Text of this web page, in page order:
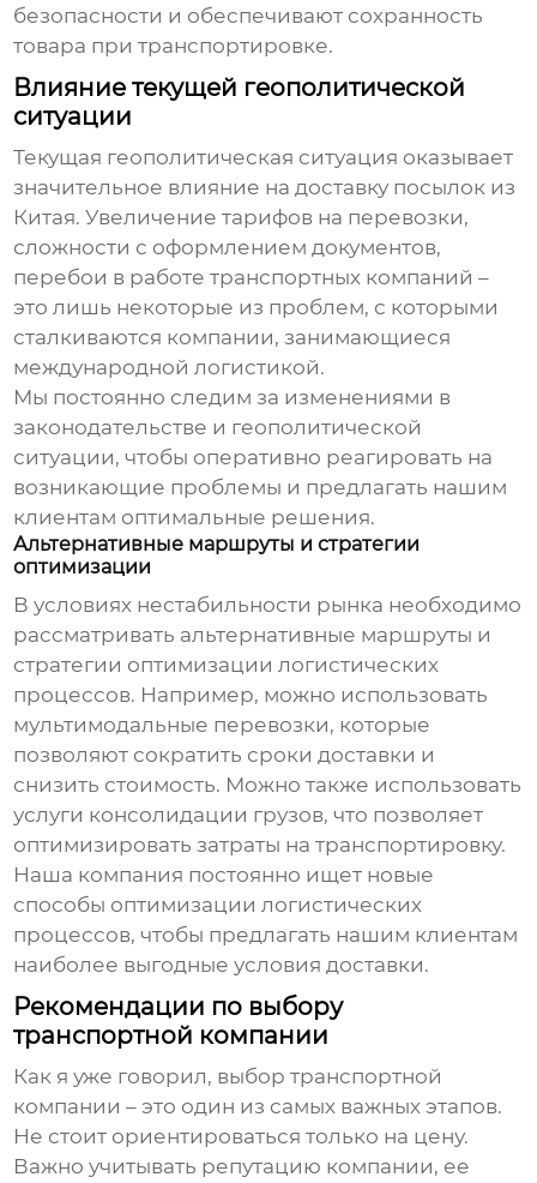
безопасности и обеспечивают сохранность
товара при транспортировке.
Влияние текущей геополитической
ситуации
Текущая геополитическая ситуация оказывает
значительное влияние надоставку посылок из
Китая. Увеличение тарифов на перевозки,
сложности с оформлением документов,
перебои в работе транспортных компаний –
это лишь некоторые из проблем, с которыми
сталкиваются компании, занимающиеся
международной логистикой.
Мы постоянно следим за изменениями в
законодательстве и геополитической
ситуации, чтобы оперативно реагировать на
возникающие проблемы и предлагать нашим
клиентам оптимальные решения.
Альтернативные маршруты и стратегии
оптимизации
В условиях нестабильности рынка необходимо
рассматривать альтернативные маршруты и
стратегии оптимизации логистических
процессов. Например, можно использовать
мультимодальные перевозки, которые
позволяют сократить сроки доставки и
снизить стоимость. Можно также использовать
услуги консолидации грузов, что позволяет
оптимизировать затраты на транспортировку.
Наша компания постоянно ищет новые
способы оптимизации логистических
процессов, чтобы предлагать нашим клиентам
наиболее выгодные условия доставки.
Рекомендации по выбору
транспортной компании
Как я уже говорил, выбор транспортной
компании – это один из самых важных этапов.
Не стоит ориентироваться только на цену.
Важно учитывать репутацию компании, ее